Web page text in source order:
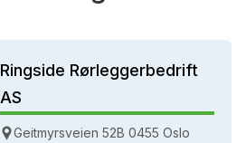
Ringside Rørleggerbedrift
AS
Geitmyrsveien 52B 0455 Oslo